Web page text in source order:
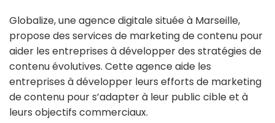
Globalize, une agence digitale située à Marseille,
propose des services de marketing de contenu pour
aider les entreprises à développer des stratégies de
contenu évolutives. Cette agence aide les
entreprises à développer leurs efforts de marketing
de contenu pour s’adapter à leur public cible et à
leurs objectifs commerciaux.